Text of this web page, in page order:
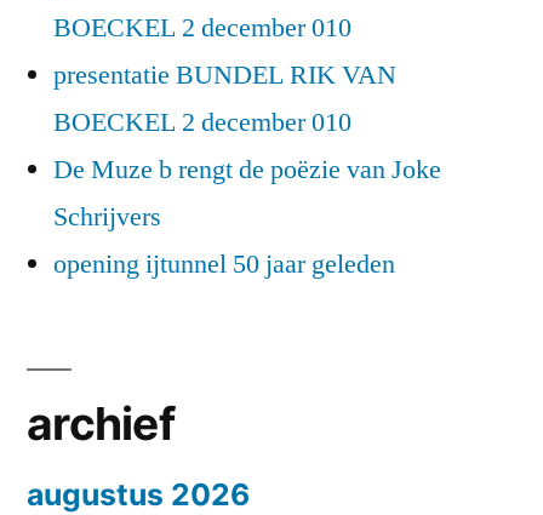
BOECKEL 2 december 010
presentatie BUNDEL RIK VAN
BOECKEL 2 december 010
De Muze b rengt de poëzie van Joke
Schrijvers
opening ijtunnel 50 jaar geleden
archief
augustus 2026